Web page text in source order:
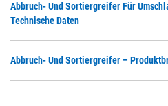
Abbruch- Und Sortiergreifer Für
Technische Daten
Abbruch- Und Sortiergreifer –